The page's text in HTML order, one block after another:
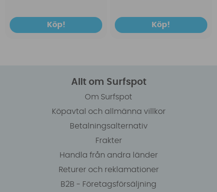
Köp! Köp!
Allt om Surfspot
Om Surfspot
Köpavtal och allmänna villkor
Betalningsalternativ
Frakter
Handla från andra länder
Returer och reklamationer
B2B - Företagsförsäljning